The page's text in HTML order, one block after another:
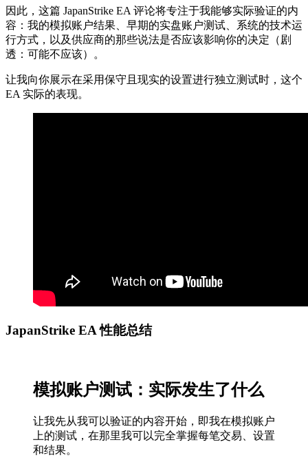
因此，这篇 JapanStrike EA 评论将专注于我能够实际验证的内
容：我的模拟账户结果、早期的实盘账户测试、系统的技术运
行方式，以及供应商的那些说法是否应该影响你的决定（剧
透：可能不应该）。
让我向你展示在采用保守且现实的设置进行独立测试时，这个
EA 实际的表现。
JapanStrike EA 性能总结
模拟账户测试：实际发生了什么
让我先从我可以验证的内容开始，即我在模拟账户
上的测试，在那里我可以完全掌握每笔交易、设置
和结果。